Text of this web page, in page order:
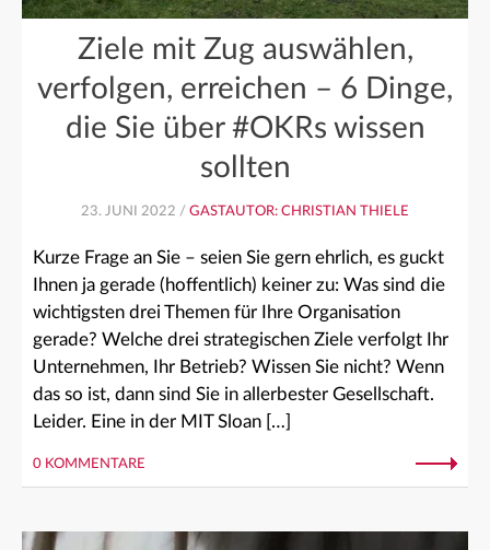
Ziele mit Zug auswählen,
verfolgen, erreichen – 6 Dinge,
die Sie über #OKRs wissen
sollten
23. JUNI 2022 / GASTAUTOR: CHRISTIAN THIELE
Kurze Frage an Sie – seien Sie gern ehrlich, es guckt
Ihnen ja gerade (hoffentlich) keiner zu: Was sind die
wichtigsten drei Themen für Ihre Organisation
gerade? Welche drei strategischen Ziele verfolgt Ihr
Unternehmen, Ihr Betrieb? Wissen Sie nicht? Wenn
das so ist, dann sind Sie in allerbester Gesellschaft.
Leider. Eine in der MIT Sloan […]
0 KOMMENTARE